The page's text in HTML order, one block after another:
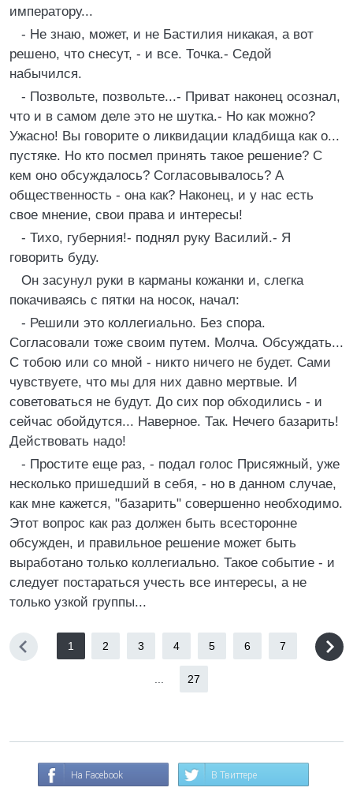
императору...
- Не знаю, может, и не Бастилия никакая, а вот
решено, что снесут, - и все. Точка.- Седой
набычился.
- Позвольте, позвольте...- Приват наконец осознал,
что и в самом деле это не шутка.- Но как можно?
Ужасно! Вы говорите о ликвидации кладбища как о...
пустяке. Но кто посмел принять такое решение? С
кем оно обсуждалось? Согласовывалось? А
общественность - она как? Наконец, и у нас есть
свое мнение, свои права и интересы!
- Тихо, губерния!- поднял руку Василий.- Я
говорить буду.
Он засунул руки в карманы кожанки и, слегка
покачиваясь с пятки на носок, начал:
- Решили это коллегиально. Без спора.
Согласовали тоже своим путем. Молча. Обсуждать...
С тобою или со мной - никто ничего не будет. Сами
чувствуете, что мы для них давно мертвые. И
советоваться не будут. До сих пор обходились - и
сейчас обойдутся... Наверное. Так. Нечего базарить!
Действовать надо!
- Простите еще раз, - подал голос Присяжный, уже
несколько пришедший в себя, - но в данном случае,
как мне кажется, "базарить" совершенно необходимо.
Этот вопрос как раз должен быть всесторонне
обсужден, и правильное решение может быть
выработано только коллегиально. Такое событие - и
следует постараться учесть все интересы, а не
только узкой группы...
1 2 3 4 5 6 7
27
На Facebook В Твиттере